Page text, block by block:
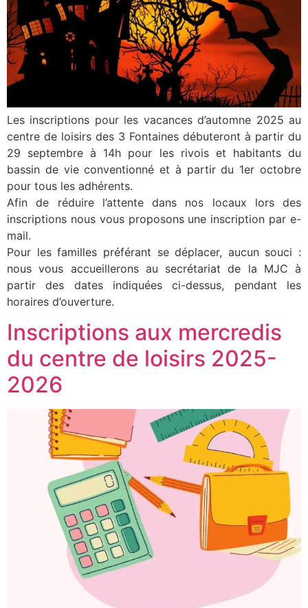
Les inscriptions pour les vacances d’automne 2025 au
centre de loisirs des 3 Fontaines débuteront à partir du
29 septembre à 14h pour les rivois et habitants du
bassin de vie conventionné et à partir du 1er octobre
pour tous les adhérents.
Afin de réduire l’attente dans nos locaux lors des
inscriptions nous vous proposons une inscription par e-
mail.
Pour les familles préférant se déplacer, aucun souci :
nous vous accueillerons au secrétariat de la MJC à
partir des dates indiquées ci-dessus, pendant les
horaires d’ouverture.
Inscriptions aux mercredis
du centre de loisirs 2025-
2026